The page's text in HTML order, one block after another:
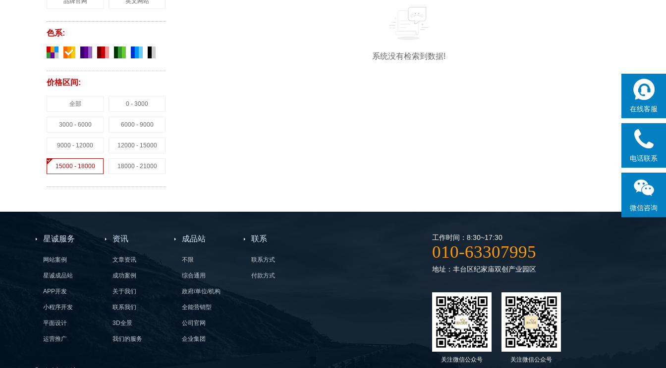
在线客服
电话联系
微信咨询
色系:
价格区间:
全部 0 - 3000
3000 - 6000 6000 - 9000
9000 - 12000 12000 - 15000
15000 - 18000 18000 - 21000
系统没有检索到数据!
星诚服务
网站案例
星诚成品站
APP开发
小程序开发
平面设计
运营推广
资讯
文章资讯
成功案例
关于我们
联系我们
3D全景
我们的服务
成品站
不限
综合通用
政府/单位/机构
全能营销型
公司官网
企业集团
联系
联系方式
付款方式
工作时间：8:30~17:30
010-63307995
地址：丰台区纪家庙双创产业园区
关注微信公众号 关注微信公众号